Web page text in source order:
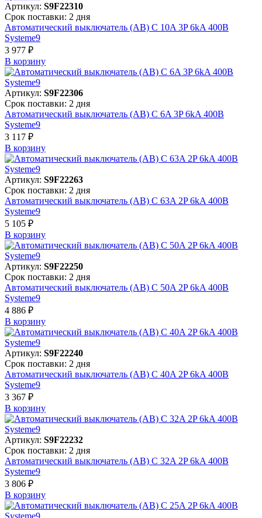
Артикул: S9F22310
Срок поставки: 2 дня
Автоматический выключатель (АВ) C 10A 3P 6kA 400В
Systeme9
3 977 ₽
В корзинy
Артикул: S9F22306
Срок поставки: 2 дня
Автоматический выключатель (АВ) C 6A 3P 6kA 400В
Systeme9
3 117 ₽
В корзинy
Артикул: S9F22263
Срок поставки: 2 дня
Автоматический выключатель (АВ) C 63A 2P 6kA 400В
Systeme9
5 105 ₽
В корзинy
Артикул: S9F22250
Срок поставки: 2 дня
Автоматический выключатель (АВ) C 50A 2P 6kA 400В
Systeme9
4 886 ₽
В корзинy
Артикул: S9F22240
Срок поставки: 2 дня
Автоматический выключатель (АВ) C 40A 2P 6kA 400В
Systeme9
3 367 ₽
В корзинy
Артикул: S9F22232
Срок поставки: 2 дня
Автоматический выключатель (АВ) C 32A 2P 6kA 400В
Systeme9
3 806 ₽
В корзинy